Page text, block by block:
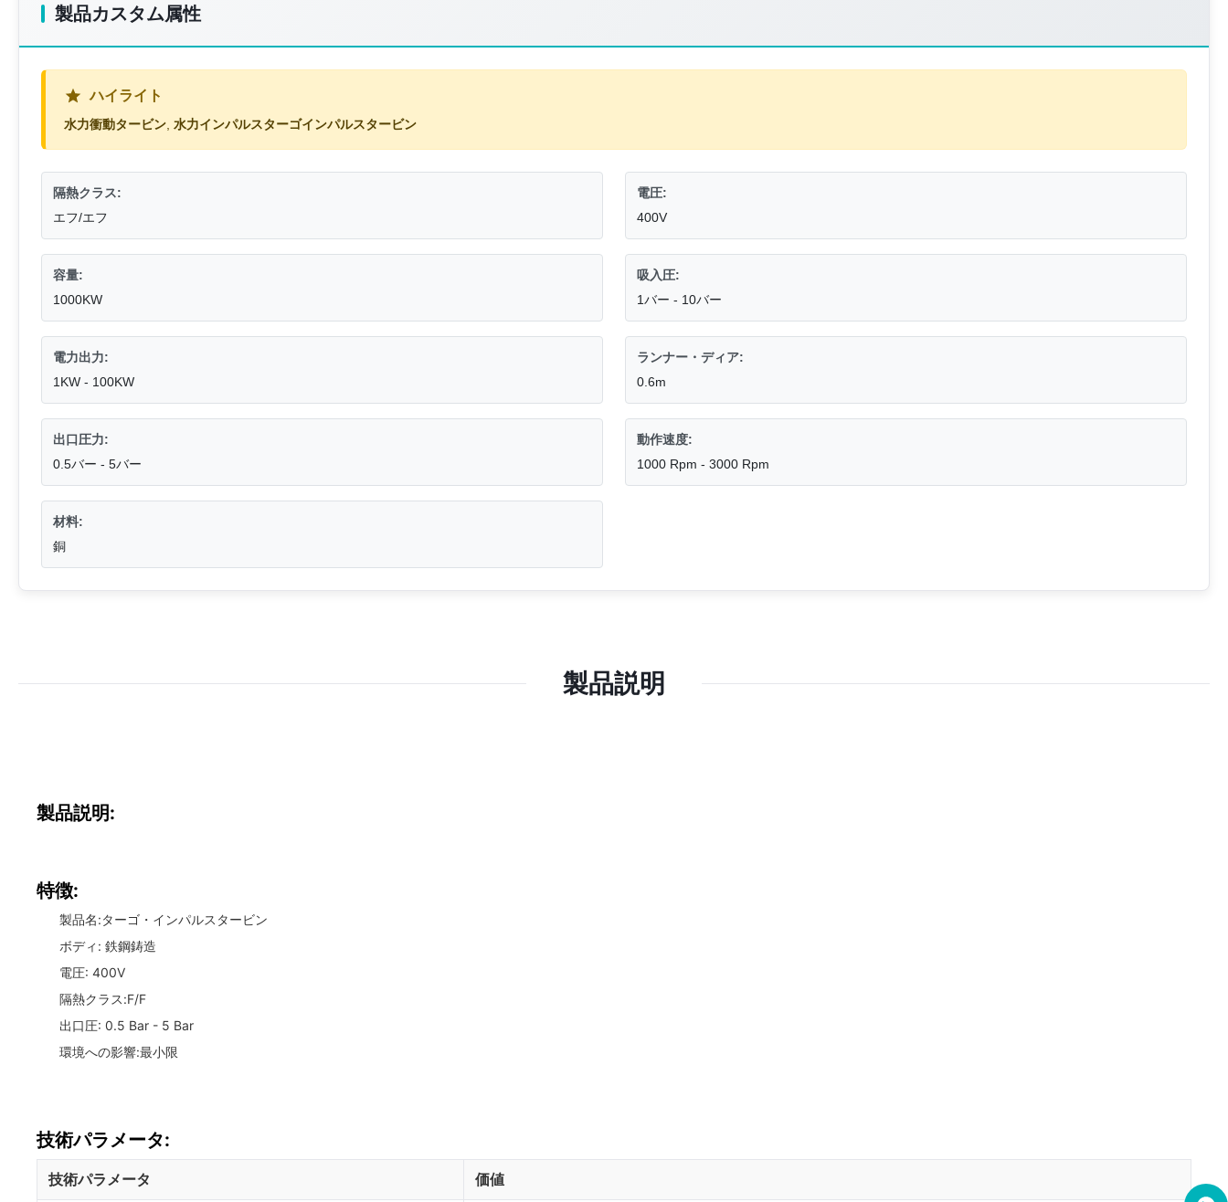
製品カスタム属性
ハイライト
水力衝動タービン 水力インパルスターゴインパルスタービン
隔熱クラス:
エフ/エフ
電圧:
400V
容量:
1000KW
吸入圧:
1バー - 10バー
電力出力:
1KW - 100KW
ランナー・ディア:
0.6m
出口圧力:
0.5バー - 5バー
動作速度:
1000 Rpm - 3000 Rpm
材料:
銅
製品説明
製品説明:
特徴:
製品名:ターゴ・インパルスタービン
ボディ: 鉄鋼鋳造
電圧: 400V
隔熱クラス:F/F
出口圧: 0.5 Bar - 5 Bar
環境への影響:最小限
技術パラメータ:
技術パラメータ 価値